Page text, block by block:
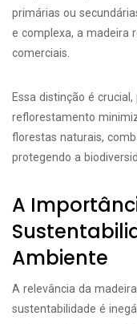
primárias ou
e complexa, a madeira
comerciais.
Essa distinção é
reflorestamento
florestas naturais,
protegendo a
A
Ambiente
A relevância da
sustentabilidade é